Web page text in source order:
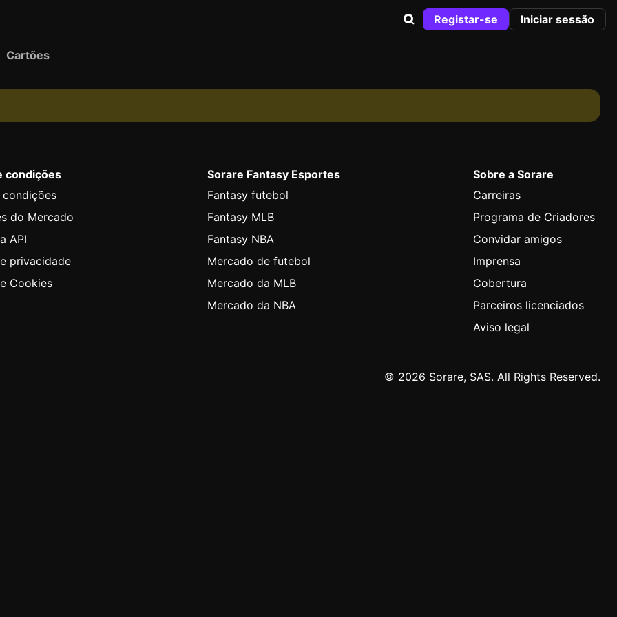
Registar-se Iniciar sessão
Cartões
condições
condições
do Mercado
API
privacidade
Cookies
Sorare Fantasy Esportes
Fantasy futebol
Fantasy MLB
Fantasy NBA
Mercado de futebol
Mercado da MLB
Mercado da NBA
Sobre a Sorare
Carreiras
Programa de Criadores
Convidar amigos
Imprensa
Cobertura
Parceiros licenciados
Aviso legal
© 2026 Sorare, SAS. All Rights Reserved.